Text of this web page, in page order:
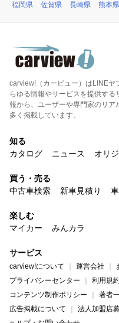
福岡県
佐賀県 長崎県 熊本県
carview!（カービュー）はLINEヤ
らゆる情報やサービスを提供す
報から、ユーザーや専門家のリア
多く掲載しています。
知る
カタログ
ニュース オリ
買う・売る
中古車検索
新車見積り
楽しむ
マイカー
みんカラ
サービス
carview!について 運営会社
プライバシーセンター
利用規
コンテンツ制作ポリシー
著者
広告掲載について
法人加盟店